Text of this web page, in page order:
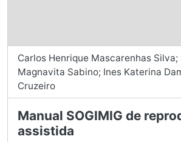
Carlos Henrique Mascarenhas Silva;
Magnavita Sabino; Ines Katerina
Cruzeiro
Manual SOGIMIG de
assistida